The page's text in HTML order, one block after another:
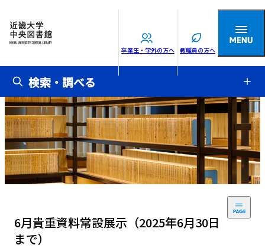
卒業生・学外の方へ 教職員の方へ
検索・調べる
6月貴重資料常設展示（2025年6月30日
まで）